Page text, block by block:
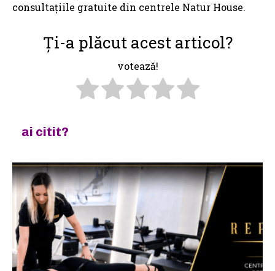
consultațiile gratuite din centrele Natur House.
Ți-a plăcut acest articol?
votează!
ai citit?